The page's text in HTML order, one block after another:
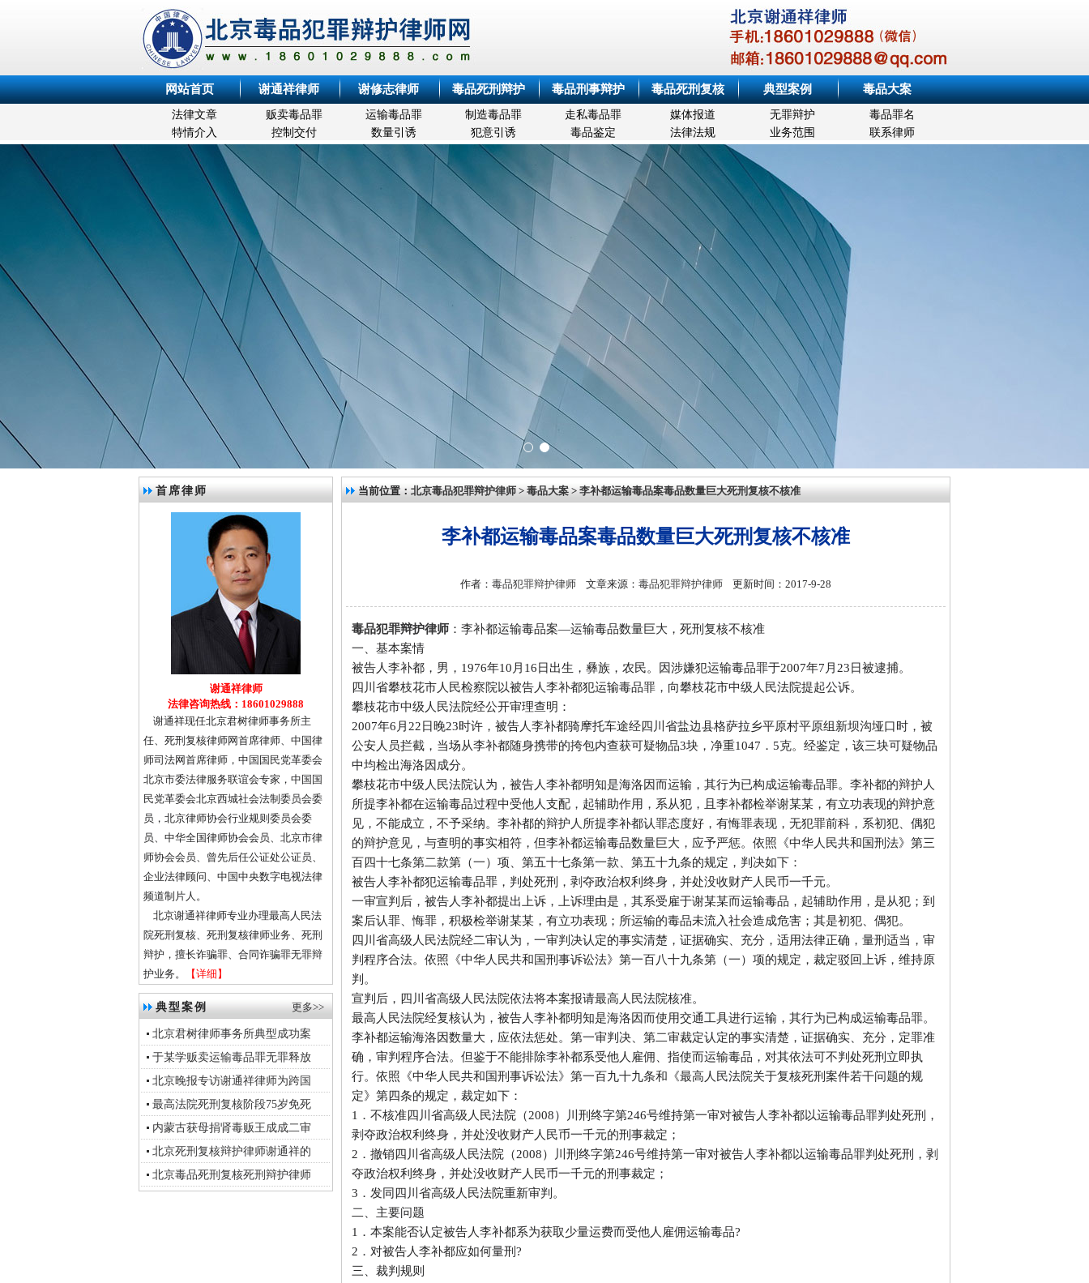
网站首页 谢通祥律师 谢修志律师 毒品死刑辩护 毒品刑事辩护 毒品死刑复核 典型案例 毒品大案
法律文章 贩卖毒品罪 运输毒品罪 制造毒品罪 走私毒品罪 媒体报道 无罪辩护
毒品罪名
特情介入
控制交付 数量引诱 犯意引诱 毒品鉴定 法律法规 业务范围 联系律师
首席律师
谢通祥律师
法律咨询热线：18601029888
谢通祥现任北京君树律师事务所主
任、死刑复核律师网首席律师、中国律
师司法网首席律师，中国国民党革委会
北京市委法律服务联谊会专家，中国国
民党革委会北京西城社会法制委员会委
员，北京律师协会行业规则委员会委
员、中华全国律师协会会员、北京市律
师协会会员、曾先后任公证处公证员、
企业法律顾问、中国中央数字电视法律
频道制片人。
北京谢通祥律师专业办理最高人民法
院死刑复核、死刑复核律师业务、死刑
辩护，擅长诈骗罪、合同诈骗罪无罪辩
护业务。
【详细】
典型案例 更多>>
北京君树律师事务所典型成功案
于某学贩卖运输毒品罪无罪释放
北京晚报专访谢通祥律师为跨国
最高法院死刑复核阶段75岁免死
内蒙古获母捐肾毒贩王成成二审
北京死刑复核辩护律师谢通祥的
北京毒品死刑复核死刑辩护律师
当前位置：北京毒品犯罪辩护律师>毒品大案>李补都运输毒品案毒品数量巨大死刑复核不核准
李补都运输毒品案毒品数量巨大死刑复核不核准
作者： 毒品犯罪辩护律师 文章来源： 毒品犯罪辩护律师 更新时间：2017-9-28
毒品犯罪辩护律师 ：李补都运输毒品案—运输毒品数量巨大，死刑复核不核准
一、基本案情
被告人李补都，男，1976年10月16日出生，彝族，农民。因涉嫌犯运输毒品罪于2007年7月23日被逮捕。
四川省攀枝花市人民检察院以被告人李补都犯运输毒品罪，向攀枝花市中级人民法院提起公诉。
攀枝花市中级人民法院经公开审理查明：
2007年6月22日晚23时许，被告人李补都骑摩托车途经四川省盐边县格萨拉乡平原村平原组新坝沟垭口时，被
公安人员拦截，当场从李补都随身携带的挎包内查获可疑物品3块，净重1047．5克。经鉴定，该三块可疑物品
中均检出海洛因成分。
攀枝花市中级人民法院认为，被告人李补都明知是海洛因而运输，其行为已构成运输毒品罪。李补都的辩护人
所提李补都在运输毒品过程中受他人支配，起辅助作用，系从犯，且李补都检举谢某某，有立功表现的辩护意
见，不能成立，不予采纳。李补都的辩护人所提李补都认罪态度好，有悔罪表现，无犯罪前科，系初犯、偶犯
的辩护意见，与查明的事实相符，但李补都运输毒品数量巨大，应予严惩。依照《中华人民共和国刑法》第三
百四十七条第二款第（一）项、第五十七条第一款、第五十九条的规定，判决如下：
被告人李补都犯运输毒品罪，判处死刑，剥夺政治权利终身，并处没收财产人民币一千元。
一审宣判后，被告人李补都提出上诉，上诉理由是，其系受雇于谢某某而运输毒品，起辅助作用，是从犯；到
案后认罪、悔罪，积极检举谢某某，有立功表现；所运输的毒品未流入社会造成危害；其是初犯、偶犯。
四川省高级人民法院经二审认为，一审判决认定的事实清楚，证据确实、充分，适用法律正确，量刑适当，审
判程序合法。依照《中华人民共和国刑事诉讼法》第一百八十九条第（一）项的规定，裁定驳回上诉，维持原
判。
宣判后，四川省高级人民法院依法将本案报请最高人民法院核准。
最高人民法院经复核认为，被告人李补都明知是海洛因而使用交通工具进行运输，其行为已构成运输毒品罪。
李补都运输海洛因数量大，应依法惩处。第一审判决、第二审裁定认定的事实清楚，证据确实、充分，定罪准
确，审判程序合法。但鉴于不能排除李补都系受他人雇佣、指使而运输毒品，对其依法可不判处死刑立即执
行。依照《中华人民共和国刑事诉讼法》第一百九十九条和《最高人民法院关于复核死刑案件若干问题的规
定》第四条的规定，裁定如下：
1．不核准四川省高级人民法院（2008）川刑终字第246号维持第一审对被告人李补都以运输毒品罪判处死刑，
剥夺政治权利终身，并处没收财产人民币一千元的刑事裁定；
2．撤销四川省高级人民法院（2008）川刑终字第246号维持第一审对被告人李补都以运输毒品罪判处死刑，剥
夺政治权利终身，并处没收财产人民币一千元的刑事裁定；
3．发同四川省高级人民法院重新审判。
二、主要问题
1．本案能否认定被告人李补都系为获取少量运费而受他人雇佣运输毒品?
2．对被告人李补都应如何量刑?
三、裁判规则